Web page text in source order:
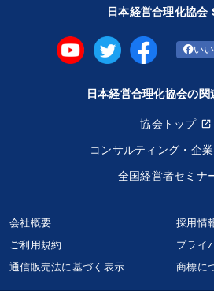
日本経営合理化協会
い
日本経営合理化協会の関
協会トップ
コンサルティング・企
全国経営者セミナ
会社概要
採用情
ご利用規約
プライ
通信販売法に基づく表示
商標に
9,680円〜